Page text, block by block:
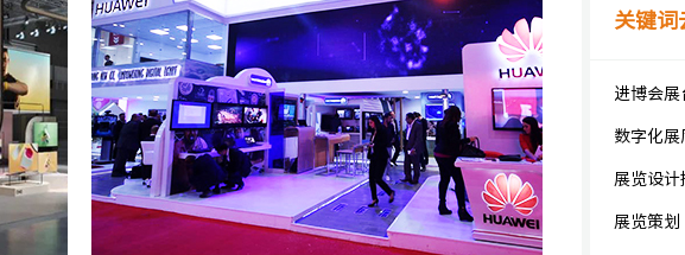
关键词
进博会展
数字化展
展览设计
展览策划